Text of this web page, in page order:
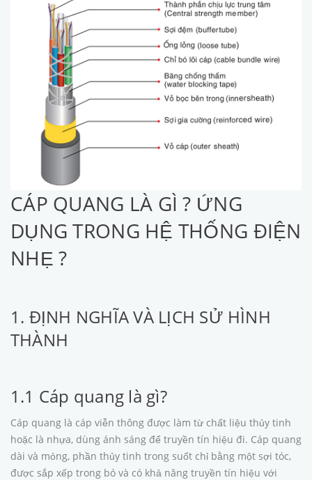
CÁP QUANG LÀ GÌ ? ỨNG
DỤNG TRONG HỆ THỐNG ĐIỆN
NHẸ ?
1. ĐỊNH NGHĨA VÀ LỊCH SỬ HÌNH
THÀNH
1.1 Cáp quang là gì?
Cáp quang là cáp viễn thông được làm từ chất liệu thủy tinh
hoặc là nhựa, dùng ánh sáng để truyền tín hiệu đi. Cáp quang
dài và mỏng, phần thủy tinh trong suốt chỉ bằng một sợi tóc,
được sắp xếp trong bó và có khả năng truyền tín hiệu với